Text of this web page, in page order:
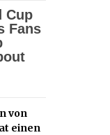
von
einen